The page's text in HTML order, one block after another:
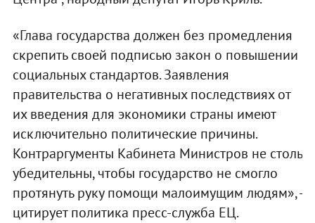
«Глава государства должен без промедления
скрепить своей подписью закон о повышении
социальных стандартов. Заявления
правительства о негативных последствиях от
их введения для экономики страны имеют
исключительно политические причины.
Контраргументы Кабинета Министров не столь
убедительны, чтобы государство не смогло
протянуть руку помощи малоимущим людям», -
цитирует политика пресс-служба ЕЦ.